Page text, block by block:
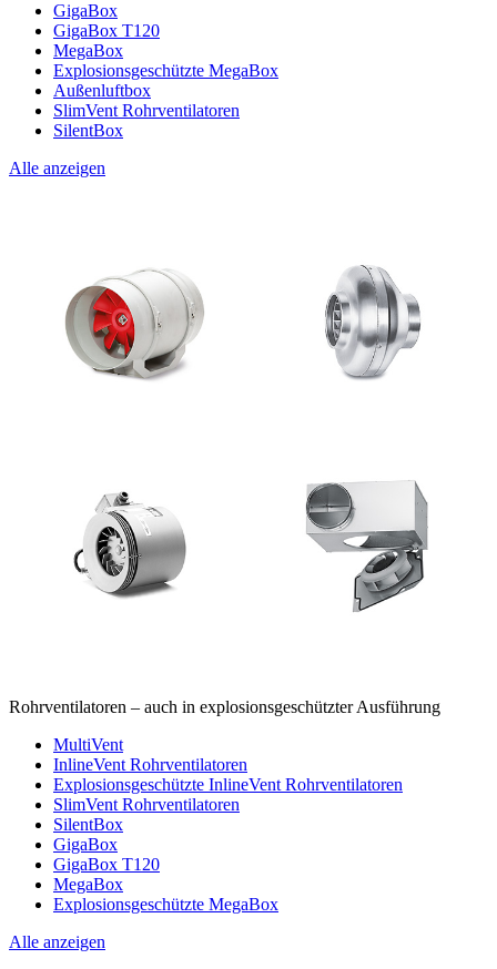
GigaBox
GigaBox T120
MegaBox
Explosionsgeschützte MegaBox
Außenluftbox
SlimVent Rohrventilatoren
SilentBox
Alle anzeigen
Rohrventilatoren – auch in explosionsgeschützter Ausführung
MultiVent
InlineVent Rohrventilatoren
Explosionsgeschützte InlineVent Rohrventilatoren
SlimVent Rohrventilatoren
SilentBox
GigaBox
GigaBox T120
MegaBox
Explosionsgeschützte MegaBox
Alle anzeigen